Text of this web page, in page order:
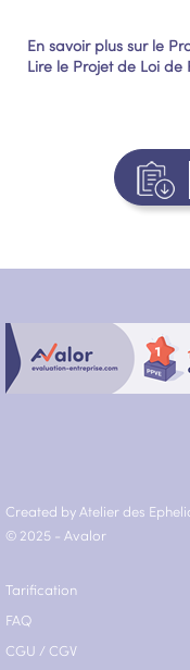
En savoir plus sur le
Lire le Projet de Loi de
Created by Atelier des
© 2025 - Avalor
Tarification
FAQ
CGU / CGV